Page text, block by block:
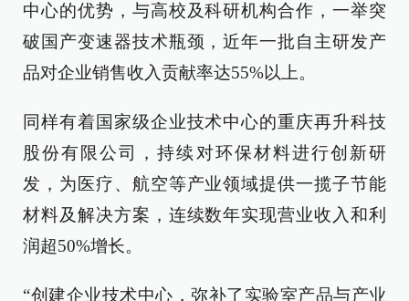
中心的优势，与高校及科研机构合作，一举突
破国产变速器技术瓶颈，近年一批自主研发产
品对企业销售收入贡献率达55%以上。
同样有着国家级企业技术中心的重庆再升科技
股份有限公司，持续对环保材料进行创新研
发，为医疗、航空等产业领域提供一揽子节能
材料及解决方案，连续数年实现营业收入和利
润超50%增长。
“创建企业技术中心，弥补了实验室产品与产业